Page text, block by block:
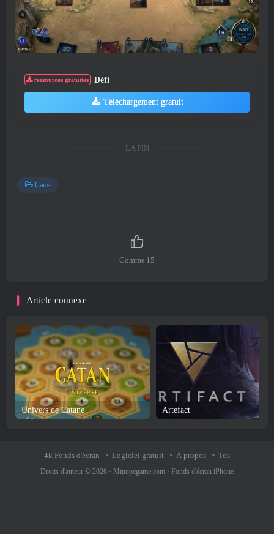
ressources gratuites Défi
Téléchargement gratuit
LA FIN
Carte
Comme 15
Article connexe
Univers de Catane Artefact
4k Fonds d'écran Logiciel gratuit À propos Tos
Droits d'auteur © 2026 · Mmopcgame.com · Fonds d'écran iPhone